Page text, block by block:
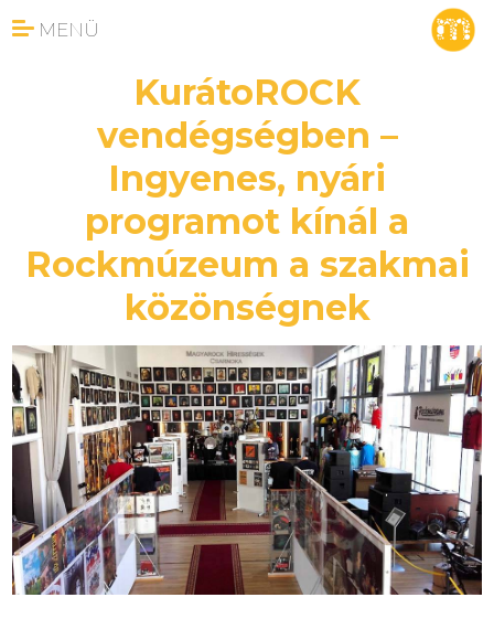
MENÜ
KurátoROCK
vendégségben –
Ingyenes, nyári
programot kínál a
Rockmúzeum a szakmai
közönségnek